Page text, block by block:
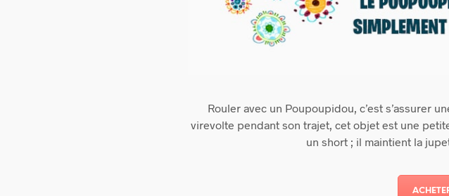
Rouler avec un Poupoupidou, c’est s’assurer
virevolte pendant son trajet, cet objet est une
un short ; il maintient la